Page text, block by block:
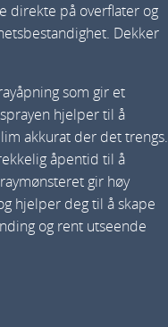
direkte på overflater og
Dekker
som gir et
hjelper til å
akkurat der det trengs.
åpentid til å
gir høy
hjelper deg til å skape
og rent utseende